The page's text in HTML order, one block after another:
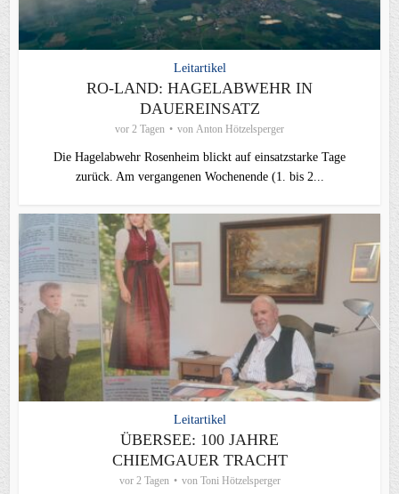
Leitartikel
RO-LAND: HAGELABWEHR IN
DAUEREINSATZ
vor 2 Tagen von Anton Hötzelsperger
Die Hagelabwehr Rosenheim blickt auf einsatzstarke Tage
zurück. Am vergangenen Wochenende (1. bis 2...
Leitartikel
ÜBERSEE: 100 JAHRE
CHIEMGAUER TRACHT
vor 2 Tagen von Toni Hötzelsperger